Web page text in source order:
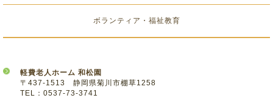
ボランティア・福祉教育
軽費老人ホーム 和松園
〒437-1513 静岡県菊川市棚草1258
TEL：0537-73-3741